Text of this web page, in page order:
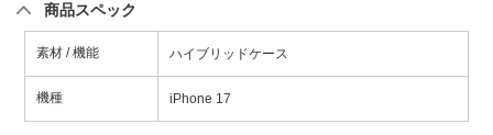
商品スペック
素材 / 機能 ハイブリッドケース
機種 iPhone 17